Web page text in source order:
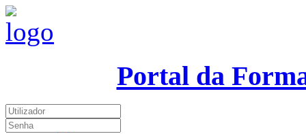
Portal da